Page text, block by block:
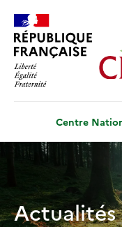
contenu
principal
Centre
Actualités